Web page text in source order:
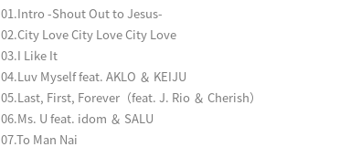
01.Intro -Shout Out to Jesus-
02.City Love City Love City Love
03.I Like It
04.Luv Myself feat. AKLO ＆ KEIJU
05.Last, First, Forever（feat. J. Rio ＆ Cherish）
06.Ms. U feat. idom ＆ SALU
07.To Man Nai